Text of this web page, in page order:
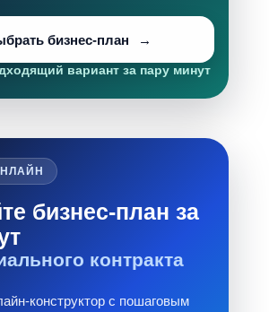
бизнес-план
вариант за пару минут
бизнес-план за
контракта
конструктор с пошаговым